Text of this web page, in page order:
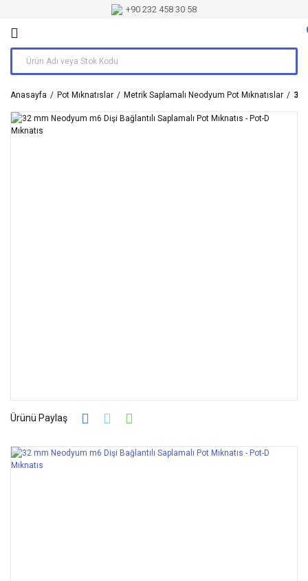
+90 232 458 30 58
Anasayfa Pot Mıknatıslar Metrik Saplamalı Neodyum Pot Mıknatıslar 32
Ürünü Paylaş